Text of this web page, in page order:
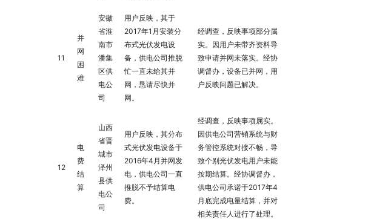
11
并
网
困
难
安徽
省淮
南市
潘集
区供
电公
司
用户反映，其于
2017年1月安装分
布式光伏发电设
备，供电公司推脱
忙一直未给其并
网，恳请尽快并
网。
经调查，反映事项部分属
实。因用户未带齐资料导
致申请并网未落实。经协
调督办，设备已并网，用
户反映问题已解决。
12
电
费
结
算
山西
省晋
城市
泽州
县供
电公
司
用户反映，其分布
式光伏发电设备于
2016年4月并网发
电，供电公司一直
推脱不予结算电
费。
经调查，反映事项属实。
因供电公司营销系统与财
务管控系统对接不畅，导
致个别光伏发电用户未能
按期结算。经协调督办，
供电公司承诺于2017年4
月底完成电量结算，并对
相关责任人进行了处理。